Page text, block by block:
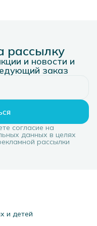
рассылку
и новости и
заказ
согласие на
данных в целях
рассылки
и детей